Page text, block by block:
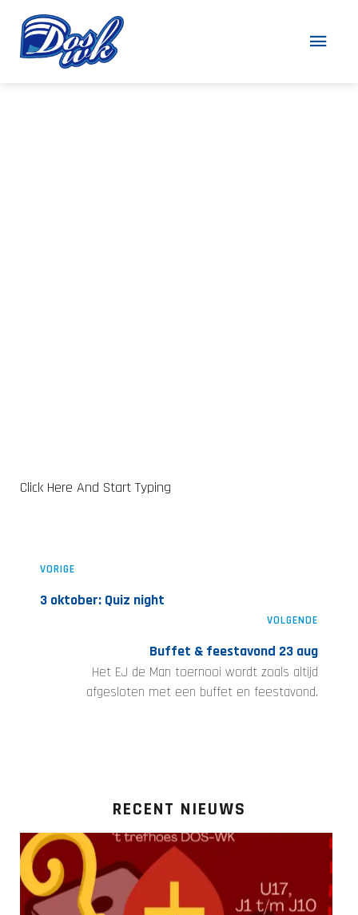
Click Here And Start Typing
VORIGE
3 oktober: Quiz night
VOLGENDE
Buffet & feestavond 23 aug
Het EJ de Man toernooi wordt zoals altijd
afgesloten met een buffet en feestavond.
RECENT NIEUWS